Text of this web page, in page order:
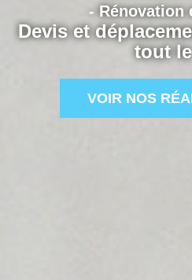
- Rénovation
Devis et
tout
VOIR NOS